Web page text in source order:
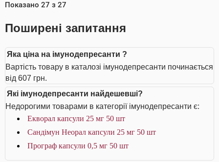
Показано 27 з 27
Поширені запитання
Яка ціна на імунодепресанти ?
Вартість товару в каталозі імунодепресанти починається
від 607 грн.
Які імунодепресанти найдешевші?
Недорогими товарами в категорії імунодепресанти є:
Екворал капсули 25 мг 50 шт
Сандімун Неорал капсули 25 мг 50 шт
Програф капсули 0,5 мг 50 шт